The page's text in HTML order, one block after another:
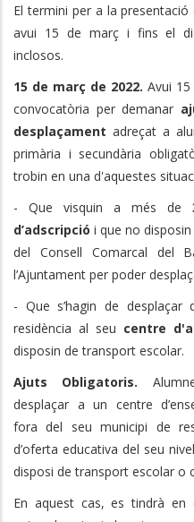
El termini per a la presentació
avui 15 de març i fins el
inclosos.
15 de març de 2022. Avui 15
convocatòria per demanar
desplaçament adreçat a
primària i secundària
trobin en una d'aquestes
- Que visquin a més de
d’adscripció i que no
del Consell Comarcal del
l’Ajuntament per poder
- Que s’hagin de desplaçar
residència al seu centre
disposin de transport escolar.
Ajuts Obligatoris.
desplaçar a un centre
fora del seu municipi de
d’oferta educativa del seu
disposi de transport escolar o
En aquest cas, es tindrà en